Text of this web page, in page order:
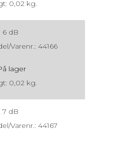
0,02 kg.
6 dB
Varenr.: 44166
lager
0,02 kg.
7 dB
Varenr.: 44167